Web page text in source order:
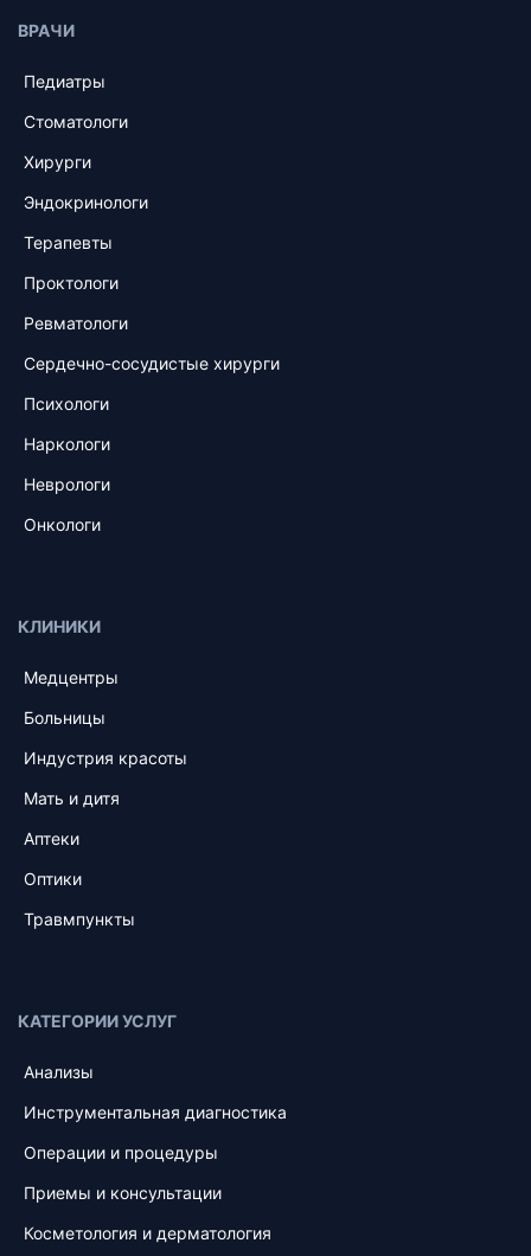
ВРАЧИ
Педиатры
Стоматологи
Хирурги
Эндокринологи
Терапевты
Проктологи
Ревматологи
Сердечно-сосудистые хирурги
Психологи
Наркологи
Неврологи
Онкологи
КЛИНИКИ
Медцентры
Больницы
Индустрия красоты
Мать и дитя
Аптеки
Оптики
Травмпункты
КАТЕГОРИИ УСЛУГ
Анализы
Инструментальная диагностика
Операции и процедуры
Приемы и консультации
Косметология и дерматология